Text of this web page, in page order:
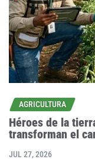
AGRICULTURA
Héroes de la
transforman el
JUL 27, 2026